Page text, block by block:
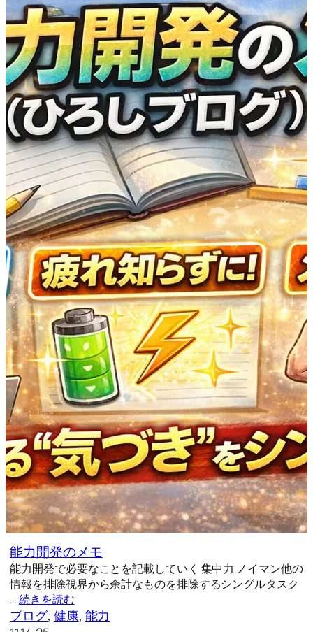
能力開発のメモ
能力開発で必要なことを記載していく 集中力 ノイマン他の
情報を排除視界から余計なものを排除するシングルタスク
…続きを読む
ブログ, 健康, 能力